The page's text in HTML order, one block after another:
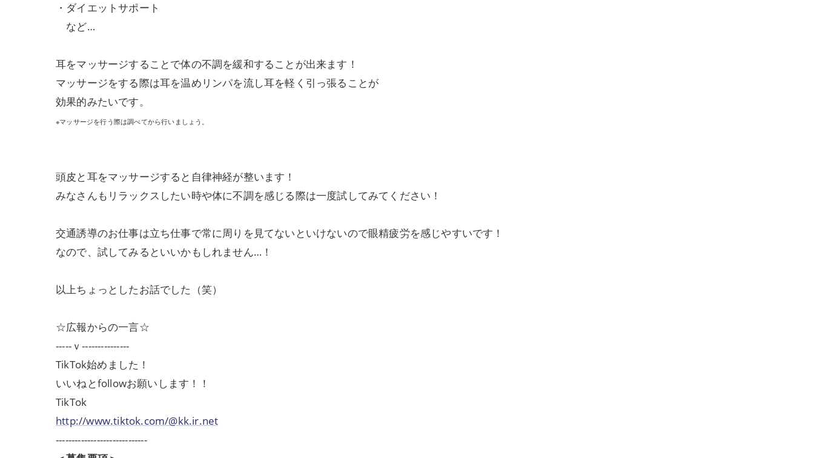
・ダイエットサポート
など…
耳をマッサージすることで体の不調を緩和することが出来ます！
マッサージをする際は耳を温めリンパを流し耳を軽く引っ張ることが
効果的みたいです。
※マッサージを行う際は調べてから行いましょう。
頭皮と耳をマッサージすると自律神経が整います！
みなさんもリラックスしたい時や体に不調を感じる際は一度試してみてください！
交通誘導のお仕事は立ち仕事で常に周りを見てないといけないので眼精疲労を感じやすいです！
なので、試してみるといいかもしれません…！
以上ちょっとしたお話でした（笑）
☆広報からの一言☆
-----ｖ---------------
TikTok始めました！
いいねとfollowお願いします！！
TikTok
http://www.tiktok.com/@kk.ir.net
-----------------------------